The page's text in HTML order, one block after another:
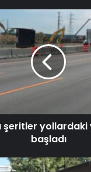
şeritler
başladı